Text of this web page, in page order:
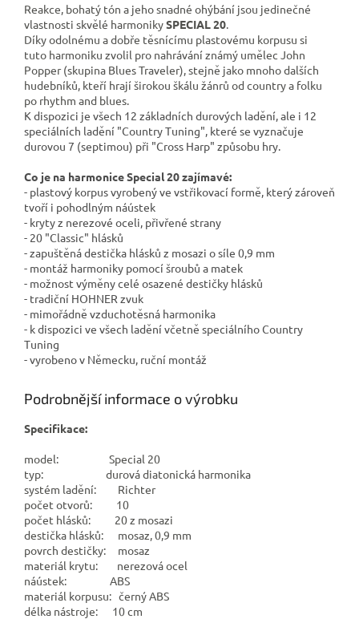
Reakce, bohatý tón a jehosnadné ohýbání jsou jedinečné
vlastnosti skvělé harmonikySPECIAL 20.
Díkyodolnému a dobře těsnícímu plastovému korpusu si
tuto harmoniku zvolil pro nahrávání známý umělec John
Popper (skupina BluesTraveler), stejně jako mnoho dalších
hudebníků, kteří hrají širokou škálu žánrů od country a folku
po rhythm and blues.
K dispozici je všech 12 základních durových ladění, ale i 12
speciálních ladění "Country Tuning", které se vyznačuje
durovou 7 (septimou) při "Cross Harp" způsobu hry.
Co je na harmonice Special 20 zajímavé:
- plastový korpus vyrobený ve vstřikovací formě, který zároveň
tvoří i pohodlným náústek
- kryty z nerezové oceli, přivřené strany
- 20 "Classic" hlásků
- zapuštěná destička hlásků z mosazi o síle 0,9 mm
- montáž harmoniky pomocí šroubů a matek
- možnost výměny celé osazené destičky hlásků
- tradiční HOHNER zvuk
- mimořádně vzduchotěsná harmonika
- k dispozici ve všech ladění včetně speciálního Country
Tuning
- vyrobeno v Německu, ruční montáž
Podrobnější informace o výrobku
Specifikace:
model: Special 20
typ: durová diatonická harmonika
systém ladění: Richter
počet otvorů: 10
počet hlásků: 20 z mosazi
destička hlásků: mosaz, 0,9 mm
povrch destičky: mosaz
materiál krytu: nerezová ocel
náústek: ABS
materiál korpusu: černý ABS
délka nástroje: 10 cm